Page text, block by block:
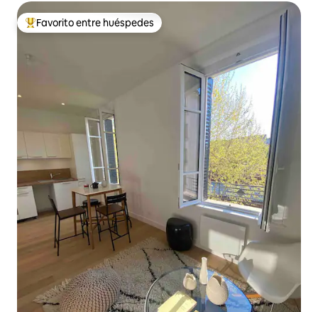
Favorito entre huéspedes preferido
Favorito entre huéspedes